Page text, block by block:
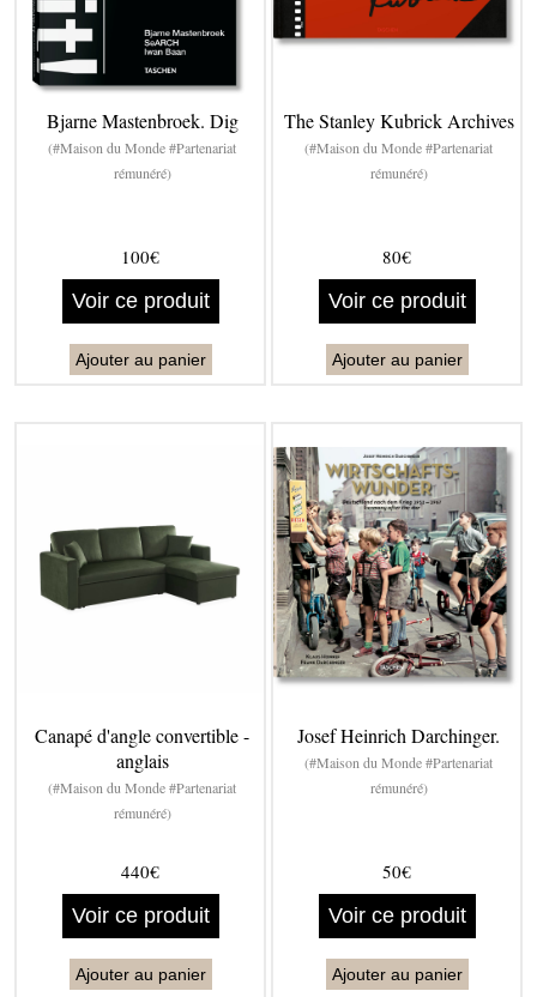
Bjarne Mastenbroek. Dig
(#Maison du Monde #Partenariat
rémunéré)
100€
Voir ce produit
Ajouter au panier
The Stanley Kubrick Archives
(#Maison du Monde #Partenariat
rémunéré)
80€
Voir ce produit
Ajouter au panier
Canapé d'angle convertible -
anglais
(#Maison du Monde #Partenariat
rémunéré)
440€
Voir ce produit
Ajouter au panier
Josef Heinrich Darchinger.
(#Maison du Monde #Partenariat
rémunéré)
50€
Voir ce produit
Ajouter au panier